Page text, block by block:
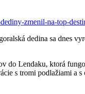
zmenil-na-top-
dedina sa dnes
Lendaku, ktorá
s tromi podlažiami